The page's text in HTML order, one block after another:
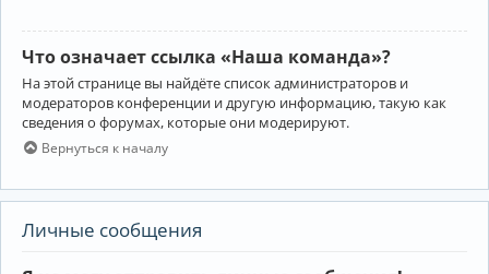
Что означает ссылка «Наша команда»?
На этой странице вы найдёте список администраторов и
модераторов конференции и другую информацию, такую как
сведения о форумах, которые они модерируют.
Вернуться к началу
Личные сообщения